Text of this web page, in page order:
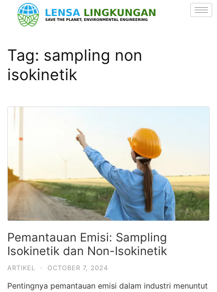
Tag: sampling non
isokinetik
Pemantauan Emisi: Sampling
Isokinetik dan Non-Isokinetik
ARTIKEL · OCTOBER 7, 2024
Pentingnya pemantauan emisi dalam industri menuntut